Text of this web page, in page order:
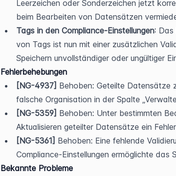
Leerzeichen oder Sonderzeichen jetzt
beim Bearbeiten von Datensätzen
Tags in den Compliance-Einstellungen: Das
von Tags ist nun mit einer zusätzlichen
Speichern unvollständiger oder ungültiger
Fehlerbehebungen
[NG-4937] Behoben: Geteilte Datensätze
falsche Organisation in der Spalte
[NG-5359] Behoben: Unter bestimmten
Aktualisieren geteilter Datensätze ein
[NG-5361] Behoben: Eine fehlende
Compliance-Einstellungen ermöglichte das
Bekannte Probleme